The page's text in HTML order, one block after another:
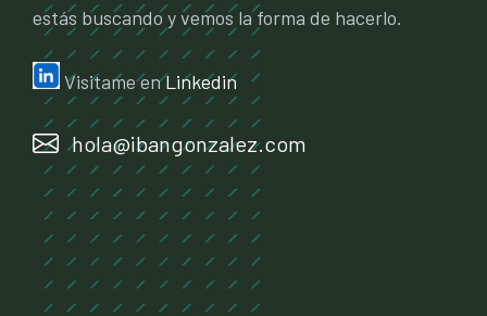
estás buscando y vemos la forma de hacerlo.
Visitame enLinkedin
hola@ibangonzalez.com